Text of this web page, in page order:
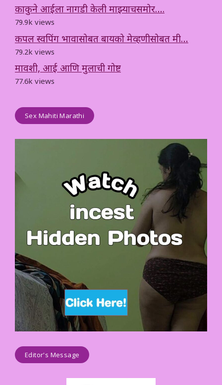
काकुने आईला नागडी केली माझ्याचसमोर….
79.9k views
कपल स्वपिंग भावासोबत बायको मेव्हणीसोबत मी…
79.2k views
मावशी, आई आणि मुलाची गोष्ट
77.6k views
Sex Mahiti Marathi
Editor's Message